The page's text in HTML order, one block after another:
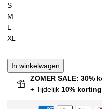
S
M
L
XL
In winkelwagen
ZOMER SALE: 30%
+ Tijdelijk 10% korting